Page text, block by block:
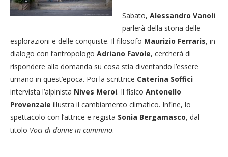
Sabato, Alessandro Vanoli
parlerà della storia delle
esplorazioni e delle conquiste. Il filosofo Maurizio Ferraris, in
dialogo con l’antropologo Adriano Favole, cercherà di
rispondere alla domanda su cosa stia diventando l’essere
umano in quest’epoca. Poi la scrittrice Caterina Soffici
intervista l’alpinista Nives Meroi. Il fisico Antonello
Provenzale illustra il cambiamento climatico. Infine, lo
spettacolo con l’attrice e regista Sonia Bergamasco, dal
titolo Voci di donne in cammino.